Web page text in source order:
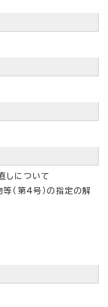
しについて
第4号）の指定の解